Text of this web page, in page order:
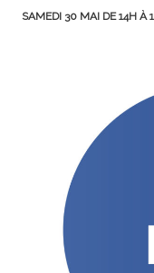
navigation
SAMEDI 30 MAI DE 14H À